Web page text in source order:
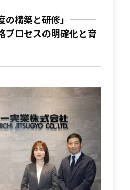
度の構築と研修」———
プロセスの明確化と育